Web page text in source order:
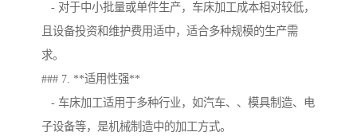
- 对于中小批量或单件生产，车床加工成本相对较低，
且设备投资和维护费用适中，适合多种规模的生产需
求。
### 7. **适用性强**
- 车床加工适用于多种行业，如汽车、、模具制造、电
子设备等，是机械制造中的加工方式。